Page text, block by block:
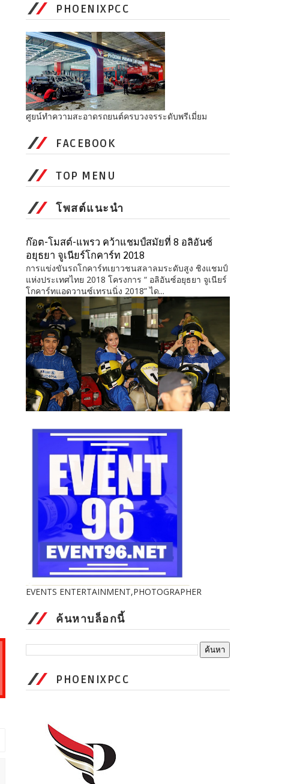
PHOENIXPCC
ศูยน์ทำความสะอาดรถยนต์ครบวงจรระดับพรีเมี่ยม
FACEBOOK
TOP MENU
โพสต์แนะนำ
ก๊อต-โมสต์-แพรว คว้าแชมป์สมัยที่ 8 อลิอันซ์
อยุธยา จูเนียร์โกคาร์ท 2018
การแข่งขันรถโกคาร์ทเยาวชนสลาลมระดับสูง ชิงแชมป์
แห่งประเทศไทย 2018 โครงการ “ อลิอันซ์อยุธยา จูเนียร์
โกคาร์ทแอดวานซ์เทรนนิ่ง 2018” ได...
EVENTS ENTERTAINMENT,PHOTOGRAPHER
ค้นหาบล็อกนี้
PHOENIXPCC